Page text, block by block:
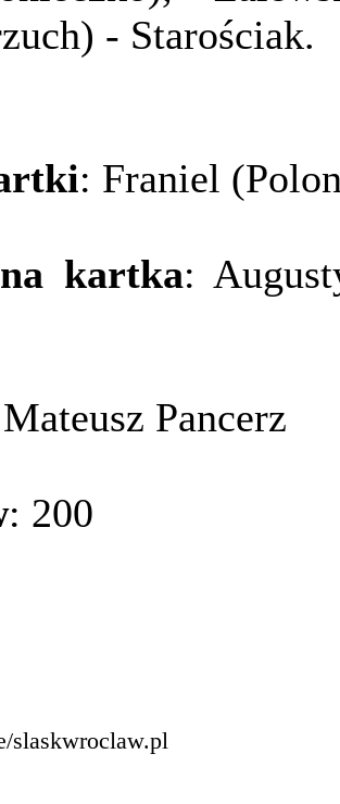
- Starościak.
: Franiel
kartka:
Pancerz
: 200
slaskwroclaw.pl